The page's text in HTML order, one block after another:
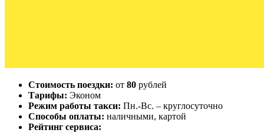
Стоимость поездки: от 80 рублей
Тарифы: Эконом
Режим работы такси: Пн.-Вс. – круглосуточно
Способы оплаты: наличными, картой
Рейтинг сервиса: